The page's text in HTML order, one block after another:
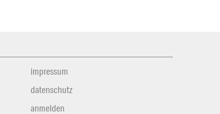
impressum
datenschutz
anmelden